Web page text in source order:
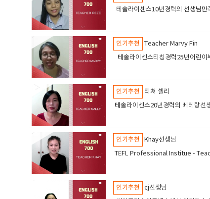
테솔라이센스10년경력의 선생님
인기추천
Teacher Marvy Fin
테솔라이센스티칭경력25년어린이
인기추천
티쳐 셀리
테솔라이센스20년경력의 베테랑선
인기추천
Khay선생님
TEFL Professional Institue -
인기추천
cj선생님